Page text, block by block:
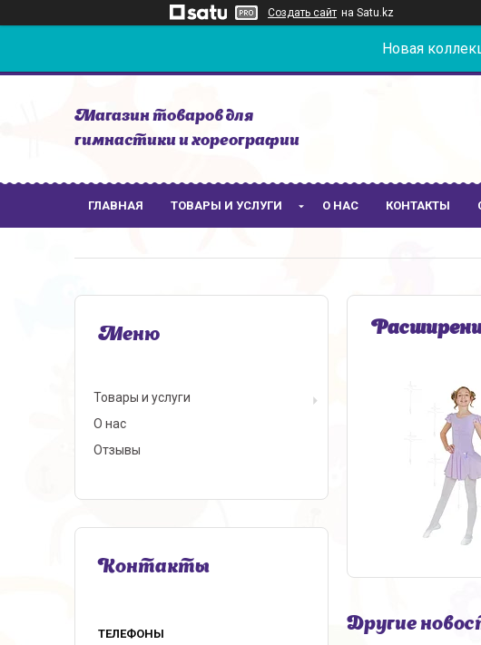
Создать сайт на Satu.kz
Новая
Магазин товаров для
гимнастики и хореографии
ГЛАВНАЯ ТОВАРЫ И УСЛУГИ О НАС КОНТАКТЫ
Другие
Товары и услуги
О нас
Отзывы
Контакты